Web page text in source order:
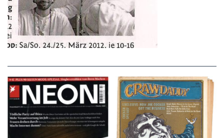
NEON – OKTOBER
2008
Crawdaddy – June/11/72